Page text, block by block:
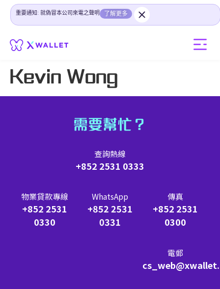
重要通知: 就偽冒本公司來電之聲明 了解更多
Kevin Wong
需要幫忙？
查詢熱線
+852 2531 0333
物業貸款專線
+852 2531
0330
WhatsApp
+852 2531
0331
傳真
+852 2531
0300
電郵